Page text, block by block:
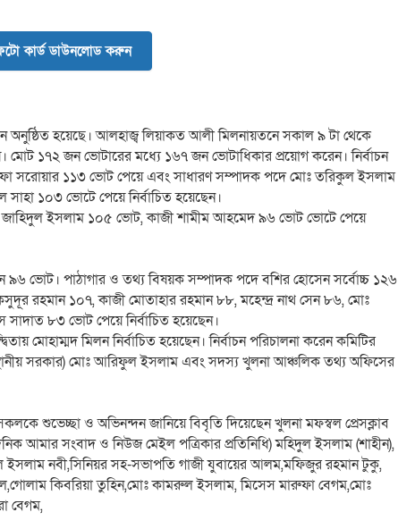
কার্ড ডাউনলোড করুন
অনুষ্ঠিত হয়েছে। আলহাজ্ব লিয়াকত আলী মিলনায়তনে সকাল ৯ টা থেকে
মোট ১৭২ জন ভোটারের মধ্যে ১৬৭ জন ভোটাধিকার প্রয়োগ করেন। নির্বাচন
সরোয়ার ১১৩ ভোট পেয়ে এবং সাধারণ সম্পাদক পদে মোঃ তরিকুল ইসলাম
১০৩ ভোটে পেয়ে নির্বাচিত হয়েছেন।
ইসলাম ১০৫ ভোট, কাজী শামীম আহমেদ ৯৬ ভোট ভোটে পেয়ে
ভোট। পাঠাগার ও তথ্য বিষয়ক সম্পাদক পদে বশির হোসেন সর্বোচ্চ ১২৬
রহমান ১০৭, কাজী মোতাহার রহমান ৮৮, মহেন্দ্র নাথ সেন ৮৬, মোঃ
৮৩ ভোট পেয়ে নির্বাচিত হয়েছেন।
মোহাম্মদ মিলন নির্বাচিত হয়েছেন। নির্বাচন পরিচালনা করেন কমিটির
সরকার) মোঃ আরিফুল ইসলাম এবং সদস্য খুলনা আঞ্চলিক তথ্য অফিসের
শুভেচ্ছা ও অভিনন্দন জানিয়ে বিবৃতি দিয়েছেন খুলনা মফস্বল প্রেসক্লাব
আমার সংবাদ ও নিউজ মেইল পত্রিকার প্রতিনিধি) মহিদুল ইসলাম (শাহীন),
ইসলাম নবী,সিনিয়র সহ-সভাপতি গাজী যুবায়ের আলম,মফিজুর রহমান টুকু,
কিবরিয়া তুহিন,মোঃ কামরুল ইসলাম, মিসেস মারুফা বেগম,মোঃ
বেগম,